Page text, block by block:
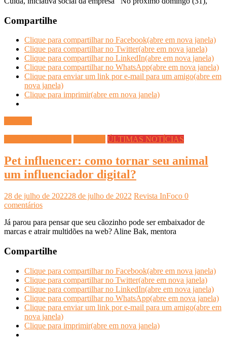
Compartilhe
Clique para compartilhar no Facebook(abre em nova janela)
Clique para compartilhar no Twitter(abre em nova janela)
Clique para compartilhar no LinkedIn(abre em nova janela)
Clique para compartilhar no WhatsApp(abre em nova janela)
Clique para enviar um link por e-mail para um amigo(abre em
nova janela)
Clique para imprimir(abre em nova janela)
ÚLTIMAS NOTÍCIAS
Pet influencer: como tornar seu animal
um influenciador digital?
28 de julho de 202228 de julho de 2022 Revista InFoco 0
comentários
Já parou para pensar que seu cãozinho pode ser embaixador de
marcas e atrair multidões na web? Aline Bak, mentora
Compartilhe
Clique para compartilhar no Facebook(abre em nova janela)
Clique para compartilhar no Twitter(abre em nova janela)
Clique para compartilhar no LinkedIn(abre em nova janela)
Clique para compartilhar no WhatsApp(abre em nova janela)
Clique para enviar um link por e-mail para um amigo(abre em
nova janela)
Clique para imprimir(abre em nova janela)